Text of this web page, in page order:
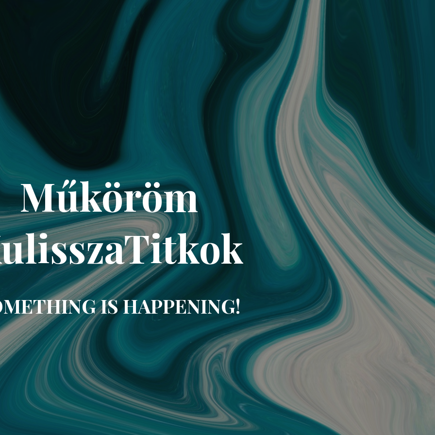
Műköröm
IS HAPPENING!